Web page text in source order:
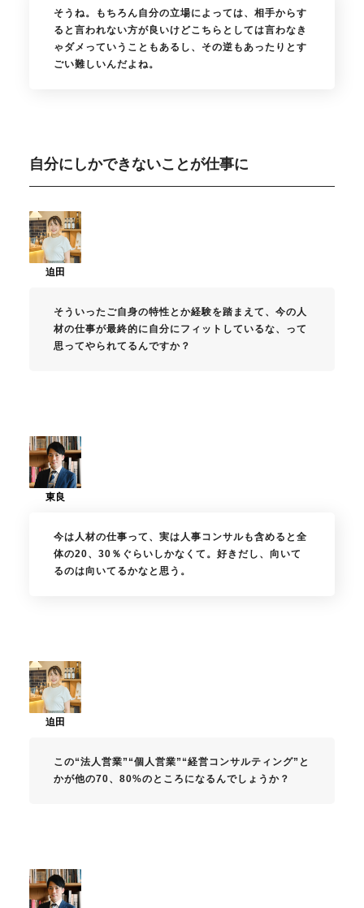
そうね。もちろん自分の立場によっては、相手からす
ると言われない方が良いけどこちらとしては言わなき
ゃダメっていうこともあるし、その逆もあったりとす
ごい難しいんだよね。
自分にしかできないことが仕事に
そういったご自身の特性とか経験を踏まえて、今の人
材の仕事が最終的に自分にフィットしているな、って
思ってやられてるんですか？
今は人材の仕事って、実は人事コンサルも含めると全
体の20、30％ぐらいしかなくて。好きだし、向いて
るのは向いてるかなと思う。
この“法人営業”“個人営業”“経営コンサルティング”と
かが他の70、80%のところになるんでしょうか？